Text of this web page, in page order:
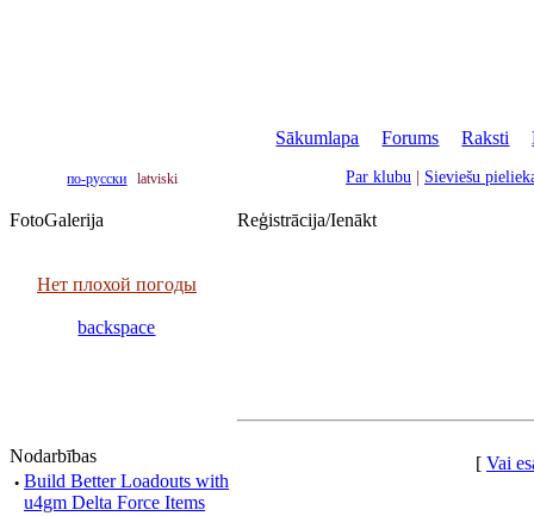
Sākumlapa |Forums |Raksti |
по-русски latviski Par klubu Sieviešu
FotoGalerija
Нет плохой погоды
backspace
Nodarbības
· Build Better Loadouts with
u4gm Delta Force Items
Reģistrācija/Ienākt
[ Vai